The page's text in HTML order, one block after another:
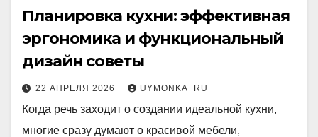
Планировка кухни: эффективная
эргономика и функциональный
дизайн советы
22 АПРЕЛЯ 2026 UYMONKA_RU
Когда речь заходит о создании идеальной кухни,
многие сразу думают о красивой мебели,